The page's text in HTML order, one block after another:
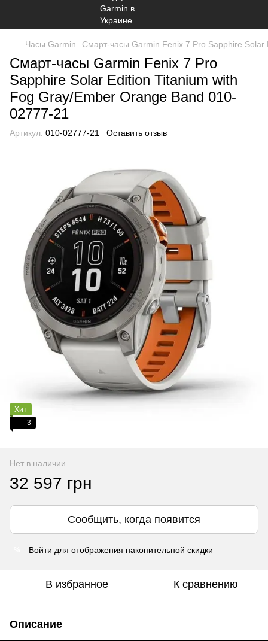
Часы Garmin Смарт-часы Garmin Fenix 7 Pro Sapphire
Смарт-часы Garmin Fenix 7 Pro
Sapphire Solar Edition Titanium with
Fog Gray/Ember Orange Band 010-
02777-21
Артикул: 010-02777-21 Оставить отзыв
Хит
3
Нет в наличии
32 597 грн
Сообщить, когда появится
Войти для отображения накопительной скидки
В избранное К сравнению
Описание